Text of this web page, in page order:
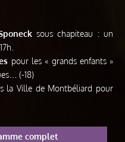
sous chapiteau : un
pour les « grands enfants »
(-18)
la Ville de Montbéliard pour
complet